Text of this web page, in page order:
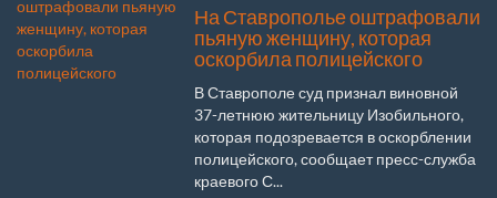
На Ставрополье оштрафовали
пьяную женщину, которая
оскорбила полицейского
В Ставрополе суд признал виновной
37-летнюю жительницу Изобильного,
которая подозревается в оскорблении
полицейского, сообщает пресс-служба
краевого С...